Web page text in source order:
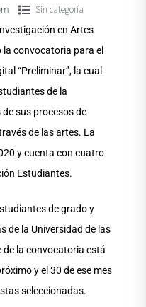
Sin categoría
en Artes
la convocatoria para el
“Preliminar”, la cual
de la
sus procesos de
de las artes. La
y cuenta con cuatro
Estudiantes.
de grado y
de la Universidad de las
de la convocatoria está
y el 30 de ese mes
seleccionadas.